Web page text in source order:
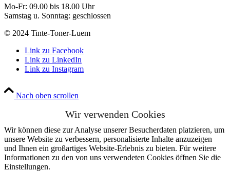
Mo-Fr: 09.00 bis 18.00 Uhr
Samstag u. Sonntag: geschlossen
© 2024 Tinte-Toner-Luem
Link zu Facebook
Link zu LinkedIn
Link zu Instagram
Nach oben scrollen
Wir verwenden Cookies
Wir können diese zur Analyse unserer Besucherdaten platzieren, um
unsere Website zu verbessern, personalisierte Inhalte anzuzeigen
und Ihnen ein großartiges Website-Erlebnis zu bieten. Für weitere
Informationen zu den von uns verwendeten Cookies öffnen Sie die
Einstellungen.